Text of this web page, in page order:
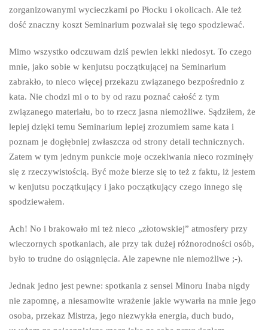
zorganizowanymi wycieczkami po Płocku i okolicach. Ale też
dość znaczny koszt Seminarium pozwalał się tego spodziewać.
Mimo wszystko odczuwam dziś pewien lekki niedosyt. To czego
mnie, jako sobie w kenjutsu początkującej na Seminarium
zabrakło, to nieco więcej przekazu związanego bezpośrednio z
kata. Nie chodzi mi o to by od razu poznać całość z tym
związanego materiału, bo to rzecz jasna niemożliwe. Sądziłem, że
lepiej dzięki temu Seminarium lepiej zrozumiem same kata i
poznam je dogłębniej zwłaszcza od strony detali technicznych.
Zatem w tym jednym punkcie moje oczekiwania nieco rozminęły
się z rzeczywistością. Być może bierze się to też z faktu, iż jestem
w kenjutsu początkujący i jako początkujący czego innego się
spodziewałem.
Ach! No i brakowało mi też nieco „złotowskiej” atmosfery przy
wieczornych spotkaniach, ale przy tak dużej różnorodności osób,
było to trudne do osiągnięcia. Ale zapewne nie niemożliwe ;-).
Jednak jedno jest pewne: spotkania z sensei Minoru Inaba nigdy
nie zapomnę, a niesamowite wrażenie jakie wywarła na mnie jego
osoba, przekaz Mistrza, jego niezwykła energia, duch budo,